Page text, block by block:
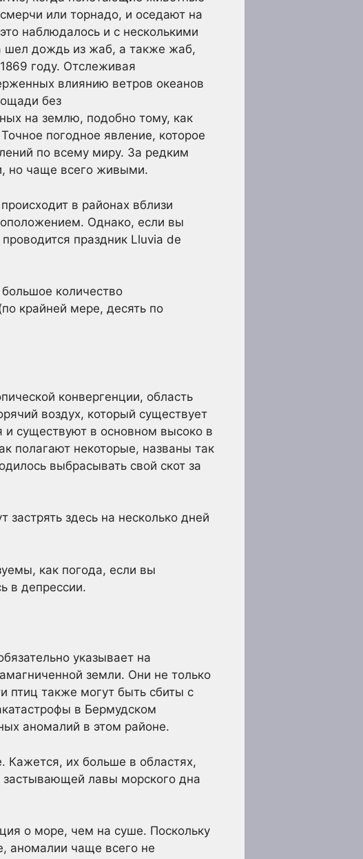
или торнадо, и оседают на
наблюдалось и с несколькими
шел дождь из жаб, а также жаб,
году. Отслеживая
влиянию ветров океанов
без
на землю, подобно тому, как
погодное явление, которое
по всему миру. За редким
но чаще всего живыми.
в районах вблизи
Однако, если вы
праздник Lluvia de
количество
крайней мере, десять по
конвергенции, область
воздух, который существует
и существуют в основном высоко в
полагают некоторые, названы так
выбрасывать свой скот за
здесь на несколько дней
как погода, если вы
в депрессии.
указывает на
земли. Они не только
птиц также могут быть сбиты с
в Бермудском
аномалий в этом районе.
Кажется, их больше в областях,
застывающей лавы морского дна
о море, чем на суше. Поскольку
аномалии чаще всего не